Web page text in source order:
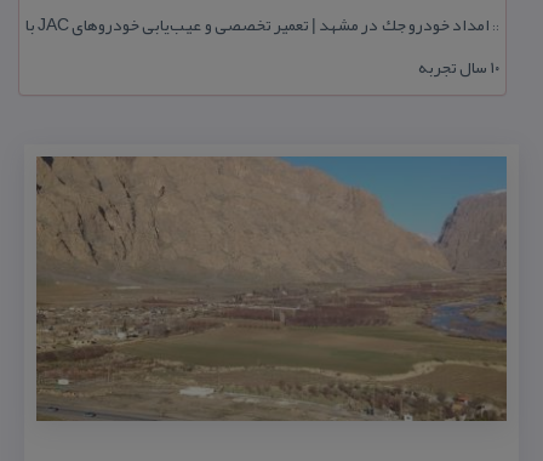
::
امداد خودرو جك در مشهد | تعمیر تخصصی و عیب‌یابی خودروهای JAC با
۱۰ سال تجربه